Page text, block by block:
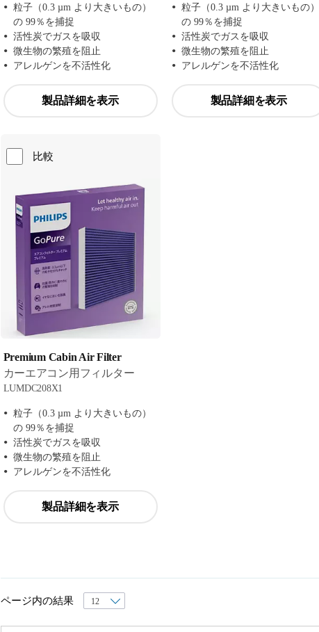
粒子（0.3 µm より大きいもの）
の 99％を捕捉
活性炭でガスを吸収
微生物の繁殖を阻止
アレルゲンを不活性化
製品詳細を表示
粒子（0.3 µm より大きいもの）
の 99％を捕捉
活性炭でガスを吸収
微生物の繁殖を阻止
アレルゲンを不活性化
製品詳細を表示
比較
Premium Cabin Air Filter
カーエアコン用フィルター
LUMDC208X1
粒子（0.3 µm より大きいもの）
の 99％を捕捉
活性炭でガスを吸収
微生物の繁殖を阻止
アレルゲンを不活性化
製品詳細を表示
ページ内の結果